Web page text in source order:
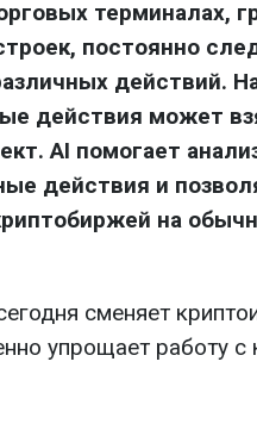
терминалах,
постоянно
действий.
действия может
AI помогает
действия и
на
сменяет
упрощает работу